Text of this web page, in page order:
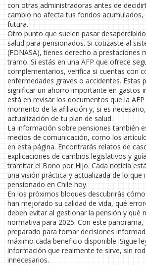
con otras administradoras antes de
cambio no afecta tus fondos acumulados,
futura.
Otro punto que suelen pasar
salud para pensionados. Si cotizaste al
(FONASA), tienes derecho a prestaciones
tramo. Si estás en una AFP que ofrece
complementarios, verifica si cuentas con
enfermedades graves o accidentes. Estas
significar un ahorro importante en gastos
está en revisar los documentos que la
momento de la afiliación y, si es
actualización de tu plan de salud.
La información sobre pensiones también
medios de comunicación, como los
en esta página. Encontrarás relatos de
explicaciones de cambios legislativos y
tramitar el Bono por Hijo. Cada noticia
una visión práctica y actualizada de lo que
pensionado en Chile hoy.
En los próximos bloques descubrirás
han mejorado su calidad de vida, qué
deben evitar al gestionar la pensión y qué
normativa para 2025. Con este
preparado para tomar decisiones
máximo cada beneficio disponible. Sigue
información que realmente te sirve, sin
innecesarios.